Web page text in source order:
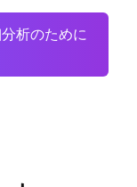
析のために